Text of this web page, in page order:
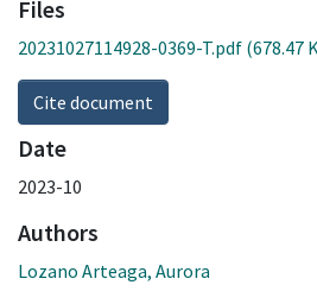
Files
20231027114928-0369-T.pdf (678.47
Cite document
Date
2023-10
Authors
Lozano Arteaga, Aurora